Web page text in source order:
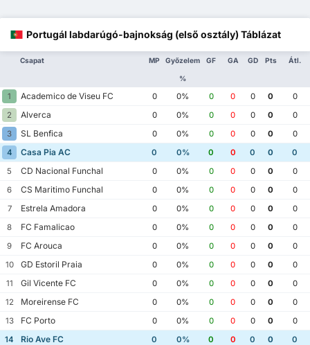
Portugál labdarúgó-bajnokság (első osztály) Táblázat
Csapat MP Győzelem
%
GF GA GD Pts Átl.
1 Academico de Viseu FC 0 0% 0 0 0 0
0
2
Alverca 0 0% 0 0 0 0
0
3
SL Benfica 0 0% 0 0 0 0
0
4
Casa Pia AC 0 0% 0 0 0 0
0
5
CD Nacional Funchal 0 0% 0 0 0 0
0
6
CS Maritimo Funchal 0 0% 0 0 0 0
0
7
Estrela Amadora 0 0% 0 0 0 0
0
8
FC Famalicao 0 0% 0 0 0 0
0
9
FC Arouca 0 0% 0 0 0 0
0
10
GD Estoril Praia 0 0% 0 0 0 0
0
11
Gil Vicente FC 0 0% 0 0 0 0
0
12
Moreirense FC 0 0% 0 0 0 0
0
13
FC Porto 0 0% 0 0 0 0
0
14
Rio Ave FC 0 0% 0 0 0 0
0